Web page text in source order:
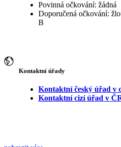
Povinná očkování: žádná
Doporučená očkování:
B
Kontaktní úřady
Kontaktní český úřad v
Kontaktní cizí úřad v